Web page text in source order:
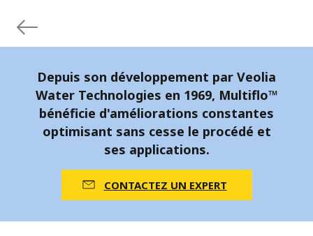
Depuis son développement par Veolia
Water Technologies en 1969, Multiflo™
bénéficie d'améliorations constantes
optimisant sans cesse le procédé et
ses applications.
CONTACTEZ UN EXPERT